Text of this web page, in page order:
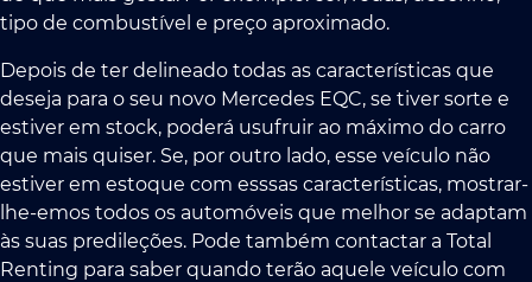
tipo de combustível e preço aproximado.
Depois de ter delineado todas as características que
deseja para o seu novo Mercedes EQC, se tiver sorte e
estiver em stock, poderá usufruir ao máximo do carro
que mais quiser. Se, por outro lado, esse veículo não
estiver em estoque com esssas características, mostrar-
lhe-emos todos os automóveis que melhor se adaptam
às suas predileções. Pode também contactar a Total
Renting para saber quando terão aquele veículo com